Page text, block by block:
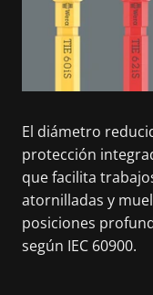
El diámetro
protección
que facilita
atornilladas y
posiciones
según IEC 60900.